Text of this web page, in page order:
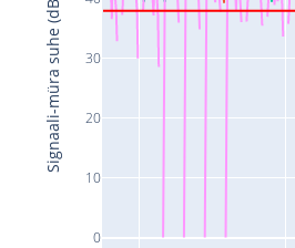
0
10
20
30
Signaali-müra suhe (dB)